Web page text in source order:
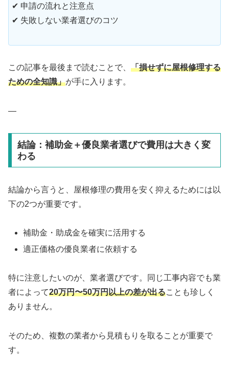
✔ 申請の流れと注意点
✔ 失敗しない業者選びのコツ
この記事を最後まで読むことで、 「損せずに屋根修理する
ための全知識」が手に入ります。
—
結論：補助金＋優良業者選びで費用は大きく変
わる
結論から言うと、屋根修理の費用を安く抑えるためには以
下の2つが重要です。
補助金・助成金を確実に活用する
適正価格の優良業者に依頼する
特に注意したいのが、業者選びです。同じ工事内容でも業
者によって20万円〜50万円以上の差が出ることも珍しく
ありません。
そのため、複数の業者から見積もりを取ることが重要で
す。